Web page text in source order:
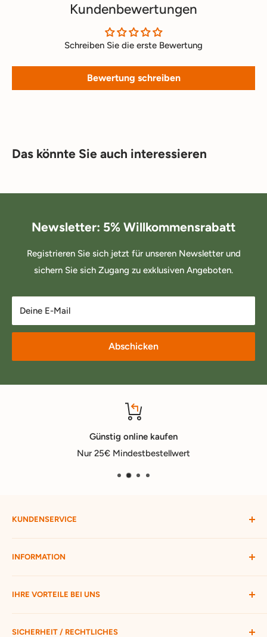
Kundenbewertungen
Schreiben Sie die erste Bewertung
Bewertung schreiben
Das könnte Sie auch interessieren
Newsletter: 5% Willkommensrabatt
Registrieren Sie sich jetzt für unseren Newsletter und
sichern Sie sich Zugang zu exklusiven Angeboten.
Deine E-Mail
Abschicken
Günstig online kaufen
Nur 25€ Mindestbestellwert
KUNDENSERVICE
Mein Konto
Widerruf starten
Bestellung verfolgen
Passwort vergessen
Kontakt
INFORMATION
Versandbedingungen
Ratgeber
Hofmax stellt sich vor
IHRE VORTEILE BEI UNS
ca. 3.500 Produkte zur Auswahl
SICHERHEIT / RECHTLICHES